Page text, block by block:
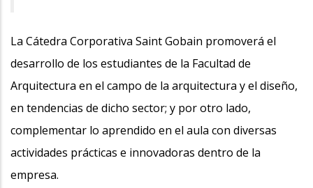
La Cátedra Corporativa Saint Gobain promoverá el
desarrollo de los estudiantes de la Facultad de
Arquitectura en el campo de la arquitectura y el diseño,
en tendencias de dicho sector; y por otro lado,
complementar lo aprendido en el aula con diversas
actividades prácticas e innovadoras dentro de la
empresa.